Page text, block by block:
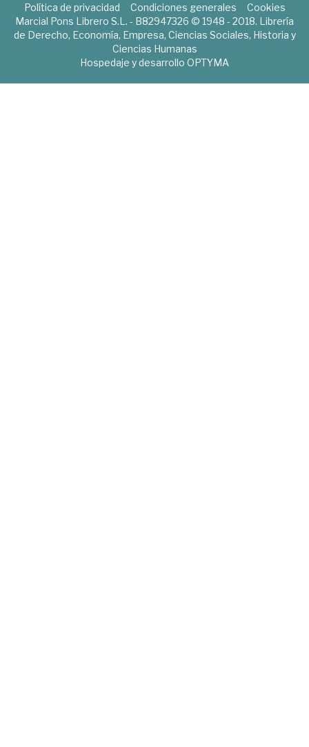
Política de privacidad Condiciones generales
Cookies
Marcial Pons Librero S.L. - B82947326 © 1948 - 2018. Librería
de Derecho, Economía, Empresa, Ciencias Sociales, Historia y
Ciencias Humanas
Hospedaje y desarrollo OPTYMA